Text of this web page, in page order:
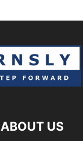
ABOUT US